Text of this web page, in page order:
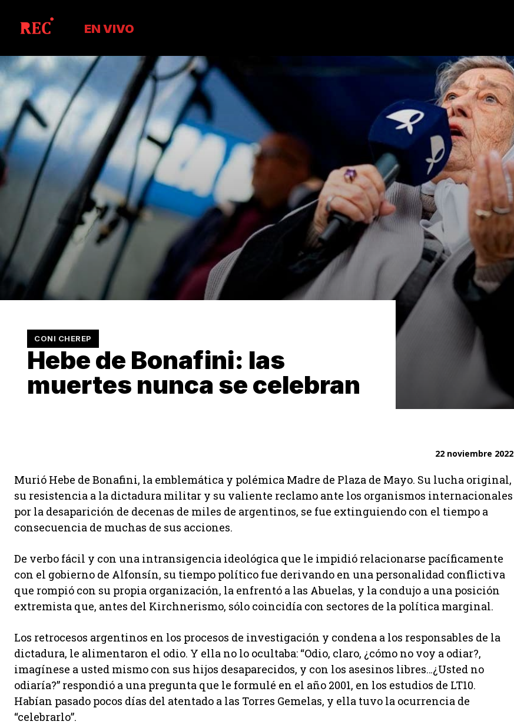
EN VIVO
CONI CHEREP
Hebe de Bonafini: las
muertes nunca se celebran
22 noviembre 2022
Murió Hebe de Bonafini, la emblemática y polémica Madre de Plaza de Mayo. Su lucha original,
su resistencia a la dictadura militar y su valiente reclamo ante los organismos internacionales
por la desaparición de decenas de miles de argentinos, se fue extinguiendo con el tiempo a
consecuencia de muchas de sus acciones.
De verbo fácil y con una intransigencia ideológica que le impidió relacionarse pacíficamente
con el gobierno de Alfonsín, su tiempo político fue derivando en una personalidad conflictiva
que rompió con su propia organización, la enfrentó a las Abuelas, y la condujo a una posición
extremista que, antes del Kirchnerismo, sólo coincidía con sectores de la política marginal.
Los retrocesos argentinos en los procesos de investigación y condena a los responsables de la
dictadura, le alimentaron el odio. Y ella no lo ocultaba: “Odio, claro, ¿cómo no voy a odiar?,
imagínese a usted mismo con sus hijos desaparecidos, y con los asesinos libres…¿Usted no
odiaría?” respondió a una pregunta que le formulé en el año 2001, en los estudios de LT10.
Habían pasado pocos días del atentado a las Torres Gemelas, y ella tuvo la ocurrencia de
“celebrarlo”.